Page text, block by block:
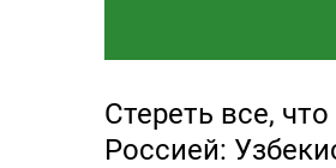
Стереть все,
Россией: